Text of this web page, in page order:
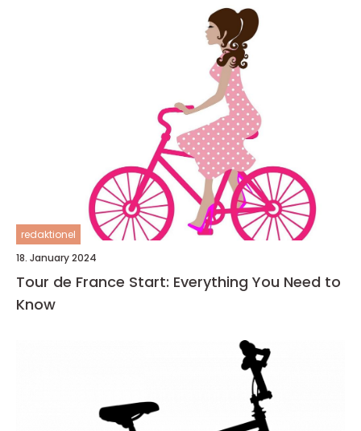
redaktionel
18. January 2024
Tour de France Start: Everything You Need to
Know